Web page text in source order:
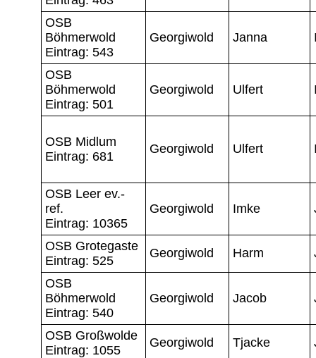
OSB
Böhmerwold
Eintrag: 543
Georgiwold Janna
OSB
Böhmerwold
Eintrag: 501
Georgiwold Ulfert
OSB Midlum
Eintrag: 681
Georgiwold Ulfert
OSB Leer ev.-
ref.
Eintrag: 10365
Georgiwold Imke
OSB Grotegaste
Eintrag: 525
Georgiwold Harm
OSB
Böhmerwold
Eintrag: 540
Georgiwold Jacob
OSB Großwolde
Eintrag: 1055
Georgiwold Tjacke